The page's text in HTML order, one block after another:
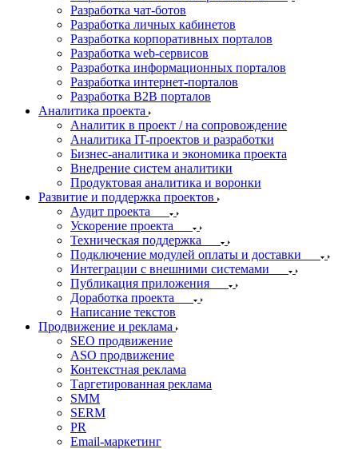
Разработка чат-ботов
Разработка личных кабинетов
Разработка корпоративных порталов
Разработка web-сервисов
Разработка информационных порталов
Разработка интернет-порталов
Разработка B2B порталов
Аналитика проекта
Аналитик в проект / на сопровождение
Аналитика IT-проектов и разработки
Бизнес-аналитика и экономика проекта
Внедрение систем аналитики
Продуктовая аналитика и воронки
Развитие и поддержка проектов
Аудит проекта
Ускорение проекта
Техническая поддержка
Подключение модулей оплаты и доставки
Интеграции с внешними системами
Публикация приложения
Доработка проекта
Написание текстов
Продвижение и реклама
SEO продвижение
ASO продвижение
Контекстная реклама
Таргетированная реклама
SMM
SERM
PR
Email-маркетинг